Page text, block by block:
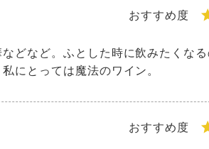
どなど。ふとした時に飲みたくな
にとっては魔法のワイン。